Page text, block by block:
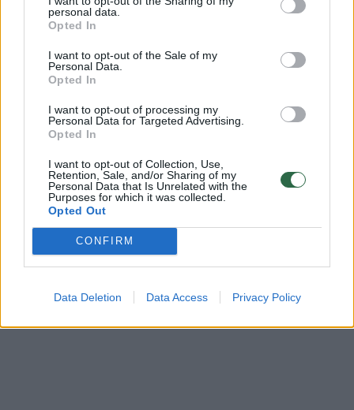
personal data.
Opted In
I want to opt-out of the Sale of my
Personal Data.
Opted In
I want to opt-out of processing my
Personal Data for Targeted Advertising.
Opted In
I want to opt-out of Collection, Use,
Retention, Sale, and/or Sharing of my
Personal Data that Is Unrelated with the
Purposes for which it was collected.
Opted Out
CONFIRM
Data Deletion Data Access Privacy Policy
Komentuoti po šiuo straipsniu
Komentuoti gali tik Lrytas registruoti vartotojai.
Prisijunkite prie registruotų vartotojų
Prisijungti komentatoriams